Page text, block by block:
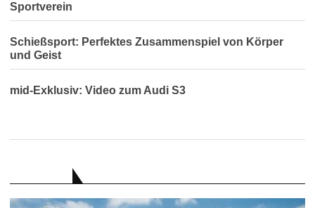
Sportverein
Schießsport: Perfektes Zusammenspiel von Körper
und Geist
mid-Exklusiv: Video zum Audi S3